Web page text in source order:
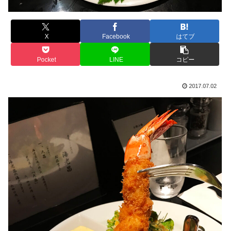
X Facebook はてブ
Pocket LINE コピー
2017.07.02